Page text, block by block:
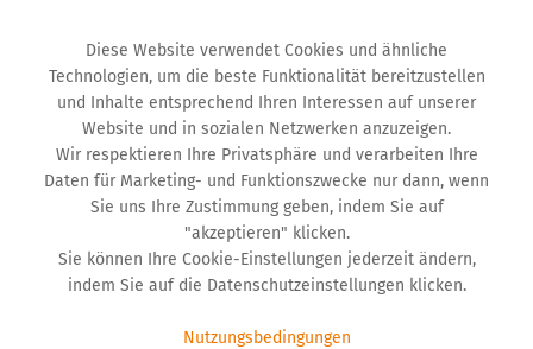
Download
Diese Website verwendet Cookies und ähnliche
Technologien, um die beste Funktionalität bereitzustellen
und Inhalte entsprechend Ihren Interessen auf unserer
Website und in sozialen Netzwerken anzuzeigen.
Wir respektieren Ihre Privatsphäre und verarbeiten Ihre
Daten für Marketing- und Funktionszwecke nur dann, wenn
Sie uns Ihre Zustimmung geben, indem Sie auf
"akzeptieren" klicken.
Sie können Ihre Cookie-Einstellungen jederzeit ändern,
indem Sie auf die Datenschutzeinstellungen klicken.
Nutzungsbedingungen